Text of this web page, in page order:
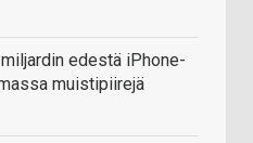
edestä iPhone-
muistipiirejä